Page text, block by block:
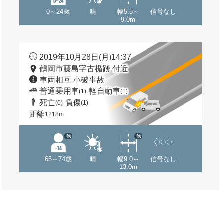
0～24歳 晴
幅5.5～
9.0m
信号なし
2019年10月28日(月)14:37
鶴岡市藤島字古楯跡 付近
車両相互 小破事故
普通乗用車(1) 軽自動車(1)
死亡(0) 負傷(1)
距離1218m
65～74歳
他
晴
幅9.0～
13.0m
他
信号なし